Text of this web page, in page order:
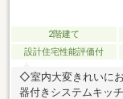
2階建て
設計住宅性能評価付
◇室内大変きれいに
器付きシステムキッ